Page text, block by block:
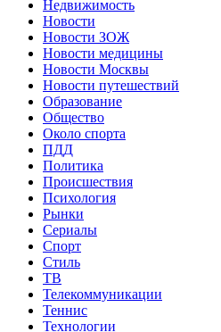
Недвижимость
Новости
Новости ЗОЖ
Новости медицины
Новости Москвы
Новости путешествий
Образование
Общество
Около спорта
ПДД
Политика
Происшествия
Психология
Рынки
Сериалы
Спорт
Стиль
ТВ
Телекоммуникации
Теннис
Технологии